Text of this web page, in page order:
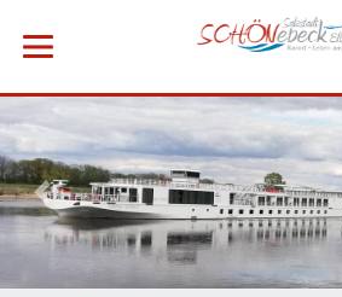
Menü öffnen
Vorheriges Bild